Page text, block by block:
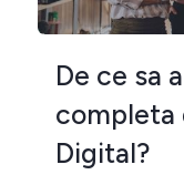
De ce sa
completa
Digital?